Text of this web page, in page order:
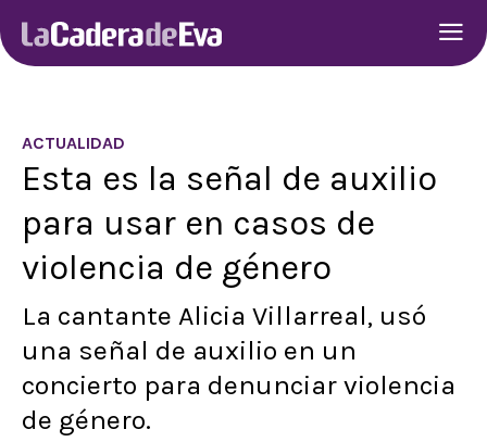
ACTUALIDAD
Esta es la señal de auxilio
para usar en casos de
violencia de género
La cantante Alicia Villarreal, usó
una señal de auxilio en un
concierto para denunciar violencia
de género.